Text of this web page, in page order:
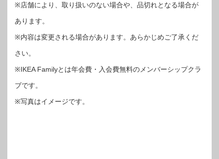
※店舗により、取り扱いのない場合や、品切れとなる場合が
あります。
※内容は変更される場合があります。あらかじめご了承くだ
さい。
※IKEA Familyとは年会費・入会費無料のメンバーシップクラ
ブです。
※写真はイメージです。